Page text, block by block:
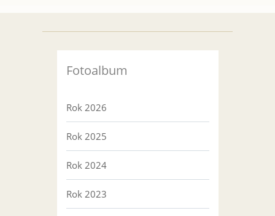
Fotoalbum
Rok 2026
Rok 2025
Rok 2024
Rok 2023